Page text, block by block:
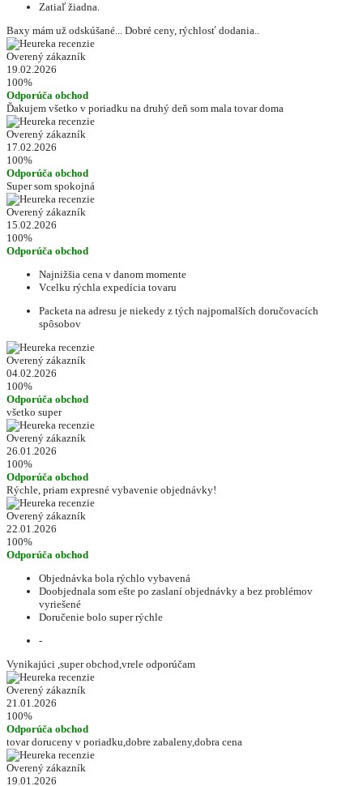
Zatiaľ žiadna.
Baxy mám už odskúšané... Dobré ceny, rýchlosť dodania..
Overený zákazník
19.02.2026
100%
Odporúča obchod
Ďakujem všetko v poriadku na druhý deň som mala tovar doma
Overený zákazník
17.02.2026
100%
Odporúča obchod
Super som spokojná
Overený zákazník
15.02.2026
100%
Odporúča obchod
Najnižšia cena v danom momente
Vcelku rýchla expedícia tovaru
Packeta na adresu je niekedy z tých najpomalších doručovacích
spôsobov
Overený zákazník
04.02.2026
100%
Odporúča obchod
všetko super
Overený zákazník
26.01.2026
100%
Odporúča obchod
Rýchle, priam expresné vybavenie objednávky!
Overený zákazník
22.01.2026
100%
Odporúča obchod
Objednávka bola rýchlo vybavená
Doobjednala som ešte po zaslaní objednávky a bez problémov
vyriešené
Doručenie bolo super rýchle
-
Vynikajúci ,super obchod,vrele odporúčam
Overený zákazník
21.01.2026
100%
Odporúča obchod
tovar doruceny v poriadku,dobre zabaleny,dobra cena
Overený zákazník
19.01.2026